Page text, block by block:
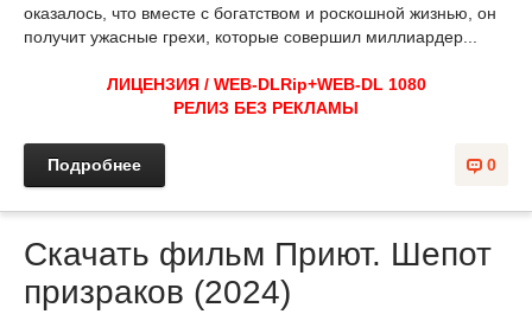
оказалось, что вместе с богатством и роскошной жизнью, он
получит ужасные грехи, которые совершил миллиардер...
ЛИЦЕНЗИЯ / WEB-DLRip+WEB-DL 1080
РЕЛИЗ БЕЗ РЕКЛАМЫ
0
Подробнее
Скачать фильм Приют. Шепот
призраков (2024)